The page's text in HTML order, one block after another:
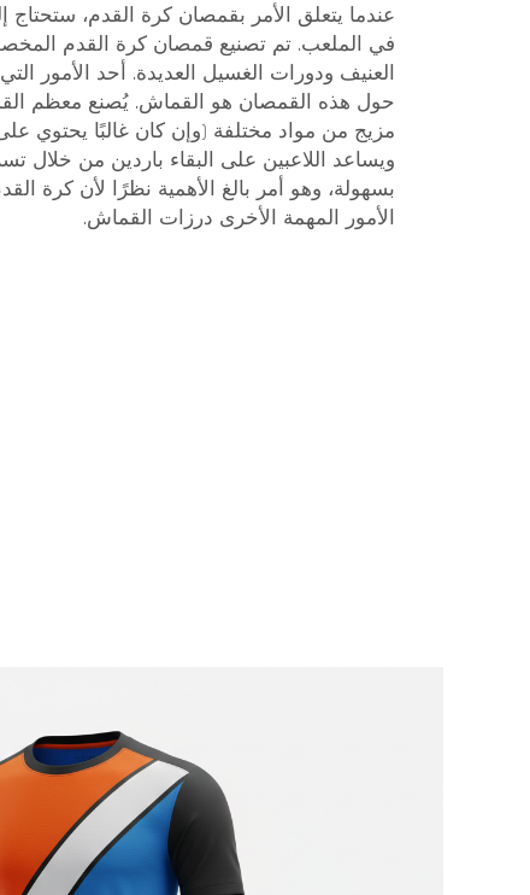
عندما يتعلق الأمر بقمصان كرة القدم،
في الملعب. تم تصنيع قمصان كرة القدم
العنيف ودورات الغسيل العديدة. أحد الأمور
حول هذه القمصان هو القماش. يُصنع معظم
مزيج من مواد مختلفة (وإن كان غالبًا يحتوي
ويساعد اللاعبين على البقاء باردين من خلال
بسهولة، وهو أمر بالغ الأهمية نظرًا لأن كرة
الأمور المهمة الأخرى درزات القماش.